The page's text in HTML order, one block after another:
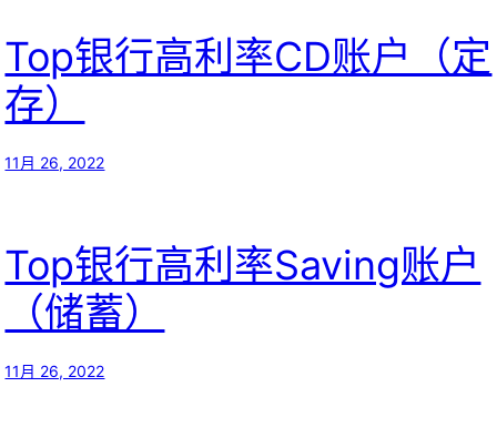
Top银行高利率CD账户（定
存）
11月 26, 2022
Top银行高利率Saving账户
（储蓄）
11月 26, 2022